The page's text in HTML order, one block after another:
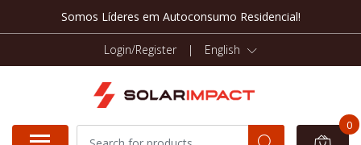
Somos Líderes em Autoconsumo Residencial!
Login/Register | English
0